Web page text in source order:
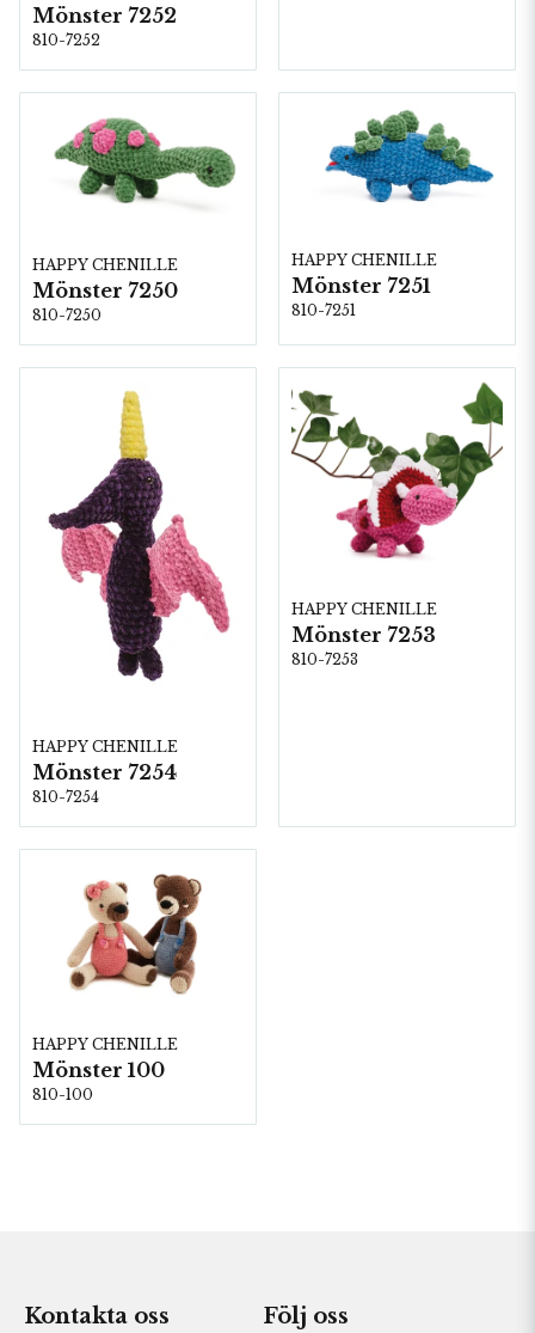
Mönster 7252
810-7252
HAPPY CHENILLE
Mönster 7250
810-7250
HAPPY CHENILLE
Mönster 7251
810-7251
HAPPY CHENILLE
Mönster 7254
810-7254
HAPPY CHENILLE
Mönster 7253
810-7253
HAPPY CHENILLE
Mönster 100
810-100
Kontakta oss Följ oss